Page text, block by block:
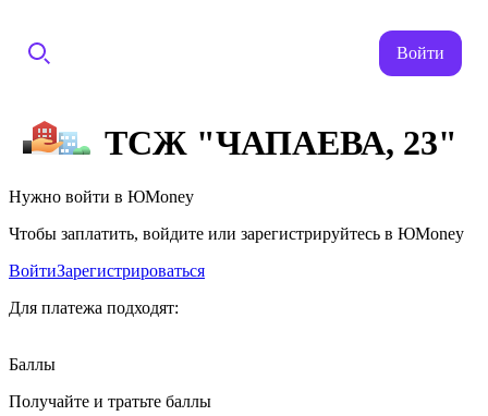
Войти
ТСЖ "ЧАПАЕВА, 23"
Нужно войти в ЮMoney
Чтобы заплатить, войдите или зарегистрируйтесь в ЮMoney
ВойтиЗарегистрироваться
Для платежа подходят:
Баллы
Получайте и тратьте баллы